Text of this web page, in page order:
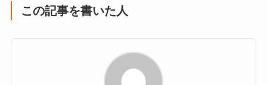
この記事を書いた人